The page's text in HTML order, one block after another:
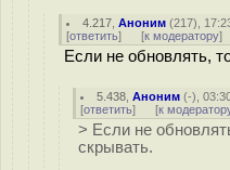
4.217 ,Аноним (217),
[ответить] [к модератору]
Если не обновлять,
5.438 ,Аноним (-),
[ответить] [к
> Если не
скрывать.